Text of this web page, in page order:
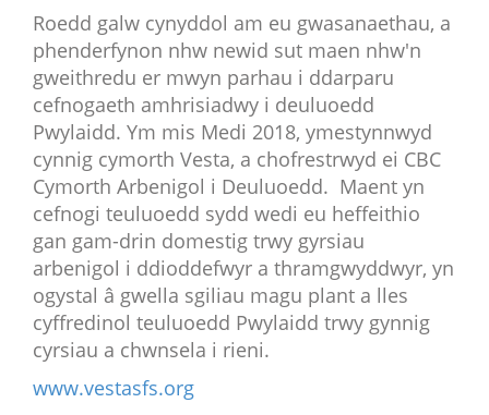
Roedd galw cynyddol am eu gwasanaethau, a
phenderfynon nhw newid sut maen nhw'n
gweithredu er mwyn parhau i ddarparu
cefnogaeth amhrisiadwy i deuluoedd
Pwylaidd. Ym mis Medi 2018, ymestynnwyd
cynnig cymorth Vesta, a chofrestrwyd ei CBC
Cymorth Arbenigol i Deuluoedd. Maent yn
cefnogi teuluoedd sydd wedi eu heffeithio
gan gam-drin domestig trwy gyrsiau
arbenigol i ddioddefwyr a thramgwyddwyr, yn
ogystal â gwella sgiliau magu plant a lles
cyffredinol teuluoedd Pwylaidd trwy gynnig
cyrsiau a chwnsela i rieni.
www.vestasfs.org